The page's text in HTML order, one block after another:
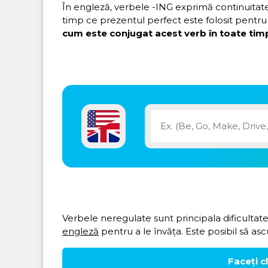
În engleză, verbele -ING exprimă
timp ce prezentul perfect este folosit
cum este conjugat acest verb în toate
Verbele neregulate sunt principala
engleză pentru a le învăța. Este posibil să
Faceți